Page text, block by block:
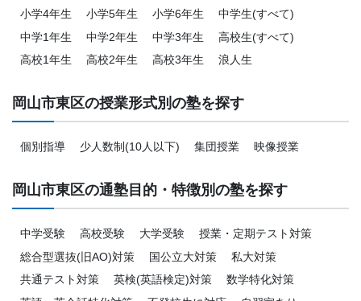
小学4年生
小学5年生 小学6年生
中学生(すべて)
中学1年生
中学2年生 中学3年生
高校生(すべて)
高校1年生
高校2年生 高校3年生 浪人生
岡山市東区の授業形式別の塾を探す
個別指導 少人数制(10人以下) 集団授業 映像授業
岡山市東区の通塾目的・特徴別の塾を探す
中学受験 高校受験 大学受験
授業・定期テスト対策
総合型選抜(旧AO)対策
国公立大対策
私大対策
共通テスト対策
英検(英語検定)対策
数学特化対策